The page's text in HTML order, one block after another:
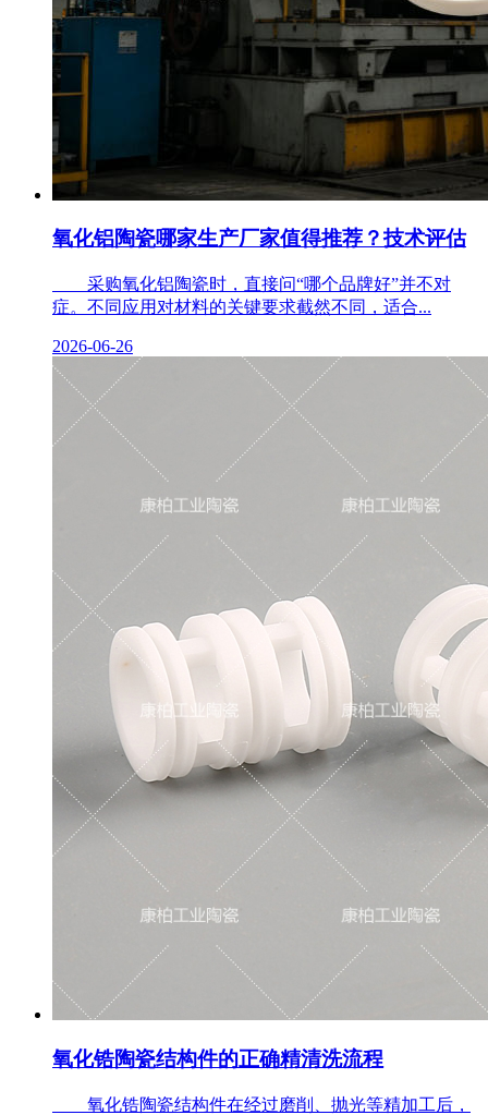
氧化铝陶瓷哪家生产厂家值得推荐？技术评估
采购氧化铝陶瓷时，直接问“哪个品牌好”并不对
症。不同应用对材料的关键要求截然不同，适合...
2026-06-26
氧化锆陶瓷结构件的正确精清洗流程
氧化锆陶瓷结构件在经过磨削、抛光等精加工后，